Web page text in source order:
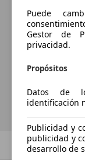
Anterior
Puede
Gestor de
privacidad.
Propósitos
Datos de
identificación
Publicidad y
publicidad y
desarrollo de